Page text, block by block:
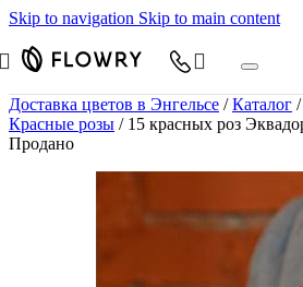
Skip to navigation Skip to main content
Доставка цветов в Энгельсе / Каталог /
Красные розы /15 красных роз
Продано